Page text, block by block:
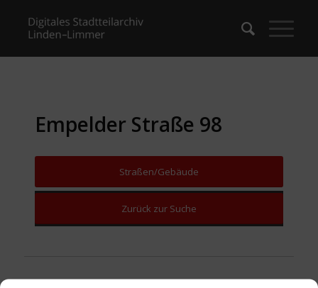
Empelder Straße 98
Straßen/Gebäude
Zurück zur Suche